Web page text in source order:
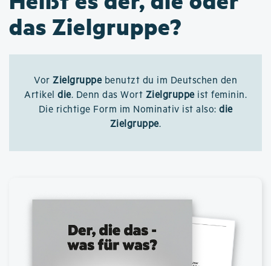
das Zielgruppe?
Vor Zielgruppebenutzt du im Deutschen den
Artikel die. Denn das Wort Zielgruppeist feminin.
Die richtige Form im Nominativ ist also: die
Zielgruppe.